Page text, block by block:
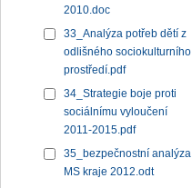
2010.doc
33_Analýza potřeb dětí z
odlišného sociokulturního
prostředí.pdf
34_Strategie boje proti
sociálnímu vyloučení
2011-2015.pdf
35_bezpečnostní analýza
MS kraje 2012.odt